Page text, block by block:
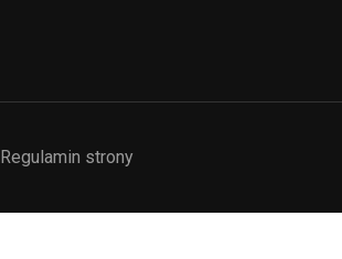
Regulamin strony